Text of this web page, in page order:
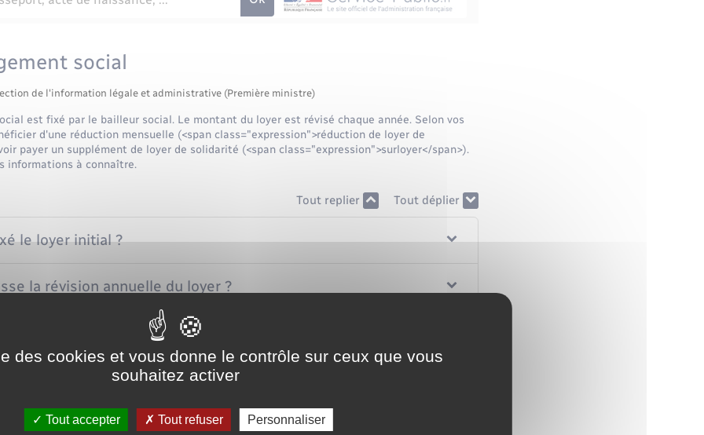
social
de l'information légale et administrative (Première ministre)
est fixé par le bailleur social. Le montant du loyer est révisé chaque année. Selon vos
d'une réduction mensuelle (<span class="expression">réduction de loyer de
payer un supplément de loyer de solidarité (<span class="expression">surloyer</span>).
informations à connaître.
Tout replier Tout déplier
le loyer initial ?
la révision annuelle du loyer ?
d'une réduction de loyer de solidarité (RLS) ?
payer le loyer ?
de loyer est-il appliqué si les revenus dépassent le montant maximum ?
des cookies et vous donne le contrôle sur ceux que vous
souhaitez activer
Tout accepter Tout refuser Personnaliser